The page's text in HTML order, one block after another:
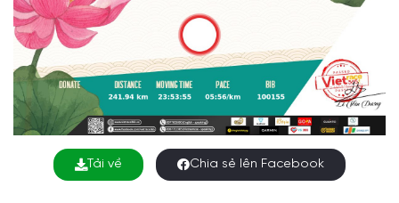
Tải về Chia sẻ lên Facebook